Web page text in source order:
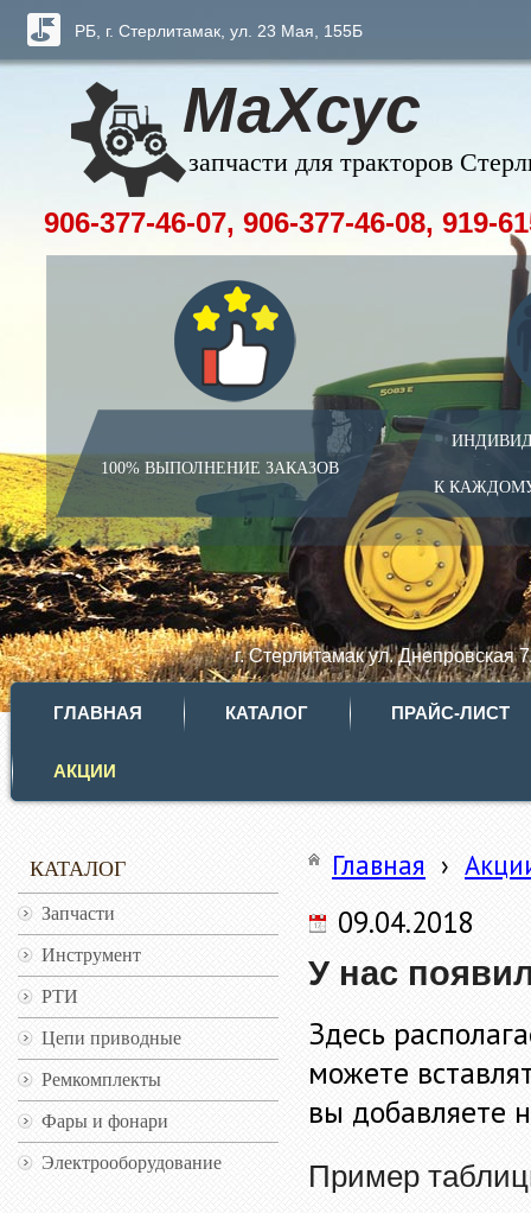
МаХсус
запчасти для тракторов
100% ВЫПОЛНЕНИЕ ЗАКАЗОВ
К
РБ, г. Стерлитамак, ул. 23 Мая, 155Б
г. Стерлитамак ул. Днепровская
906-377-46-07, 906-377-46-08, 919-
ГЛАВНАЯ КАТАЛОГ ПРАЙС-ЛИСТ
АКЦИИ
КАТАЛОГ
Запчасти
Инструмент
РТИ
Цепи приводные
Ремкомплекты
Фары и фонари
Электрооборудование
Главная ›
09.04.2018
У нас
Здесь
можете
вы добавляете
Пример